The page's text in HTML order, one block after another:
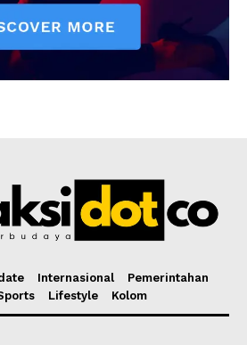
Internasional
Pemerintahan
Lifestyle Kolom